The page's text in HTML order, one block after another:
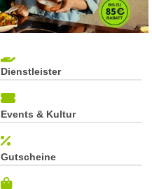
Dienstleister
Events & Kultur
Gutscheine